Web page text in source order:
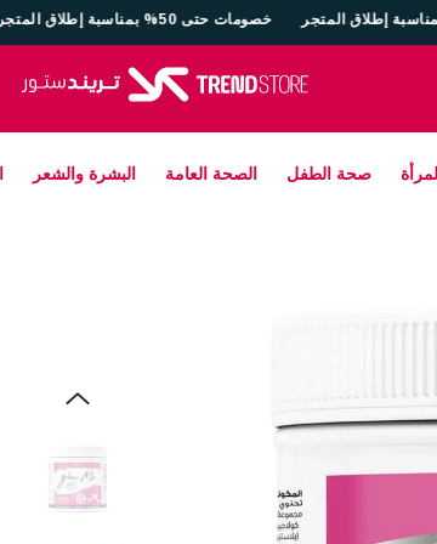
خصومات حتى 50% بمناسبة إطلاق المتجر إطلاق المتجر
صحة الطفل الصحة العامة البشرة والشعر